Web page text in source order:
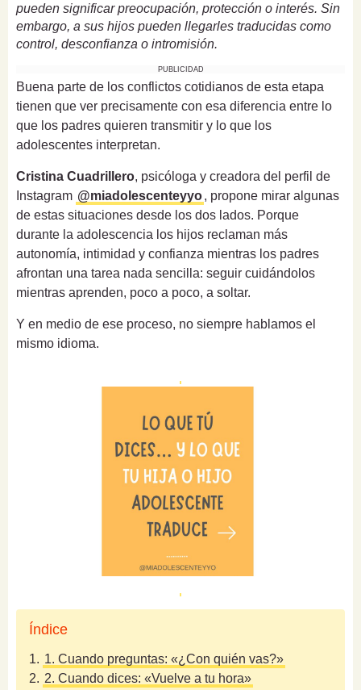
pueden significar preocupación, protección o interés. Sin
embargo, a sus hijos pueden llegarles traducidas como
control, desconfianza o intromisión.
PUBLICIDAD
Buena parte de los conflictos cotidianos de esta etapa
tienen que ver precisamente con esa diferencia entre lo
que los padres quieren transmitir y lo que los
adolescentes interpretan.
Cristina Cuadrillero, psicóloga y creadora del perfil de
Instagram @miadolescenteyyo, propone mirar algunas
de estas situaciones desde los dos lados. Porque
durante la adolescencia los hijos reclaman más
autonomía, intimidad y confianza mientras los padres
afrontan una tarea nada sencilla: seguir cuidándolos
mientras aprenden, poco a poco, a soltar.
Y en medio de ese proceso, no siempre hablamos el
mismo idioma.
Índice
1. 1. Cuando preguntas: «¿Con quién vas?»
2. 2. Cuando dices: «Vuelve a tu hora»